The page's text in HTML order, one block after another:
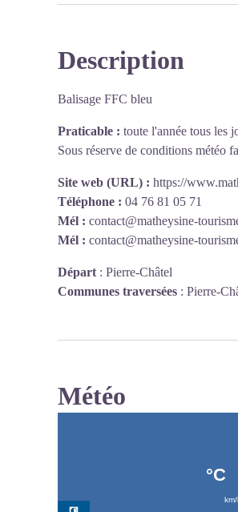
Description
Balisage FFC bleu
Praticable : toute l'année tous les
Sous réserve de conditions météo
Site web (URL) : https://
Téléphone : 04 76 81 05 71
Mél : contact@matheysine-
Mél : contact@matheysine-
Départ : Pierre-Châtel
Communes traversées : Pierre-
Météo